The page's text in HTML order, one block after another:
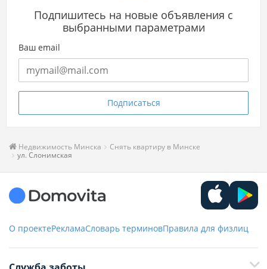
Подпишитесь на новые объявления с
выбранными параметрами
Ваш email
Подписаться
Недвижимость Минска
Снять квартиру в Минске
ул. Слонимская
О проектеРекламаСловарь терминовПравила для физлиц